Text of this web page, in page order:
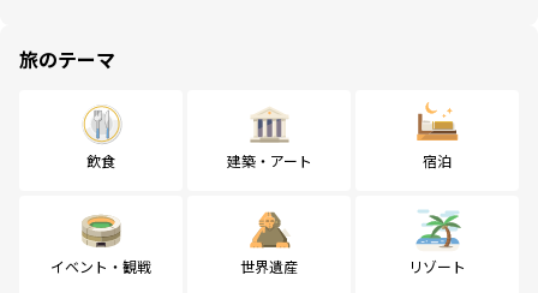
旅のテーマ
飲食 建築・アート 宿泊
イベント・観戦 世界遺産 リゾート